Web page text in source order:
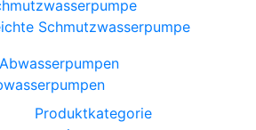
Schmutzwasserpumpe
Produktkategorie